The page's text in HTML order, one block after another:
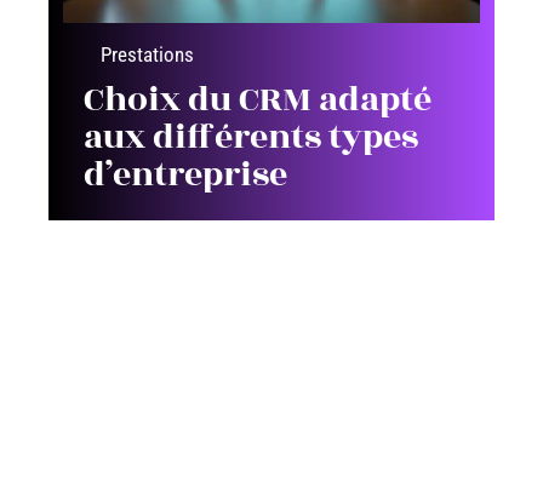
Prestations
Choix du CRM adapté
aux différents types
d’entreprise